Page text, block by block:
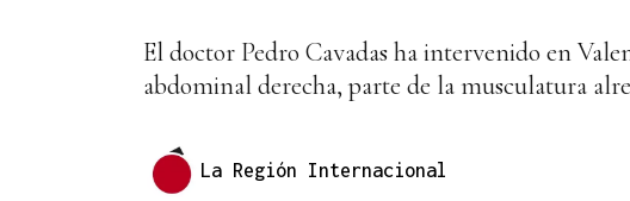
El doctor Pedro Cavadas ha intervenido en
abdominal derecha, parte de la musculatura
La Región Internacional